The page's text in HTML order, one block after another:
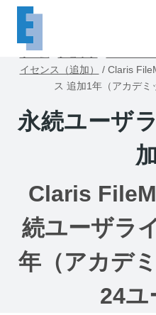
ホーム
イセンス（追加）
/ Claris
ス 追加1年（アカデミ
永続ユーザ
Claris
続ユーザラ
年（アカデ
24ユ